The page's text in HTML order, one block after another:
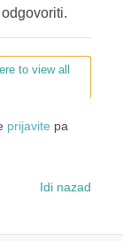
to view all
prijavite pa
Idi nazad